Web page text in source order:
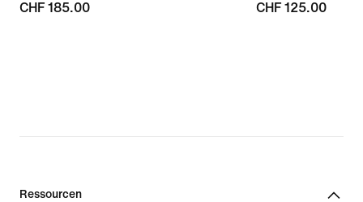
CHF 185.00
CHF 185.00
CHF 125.00
CHF 125.00
Ressourcen